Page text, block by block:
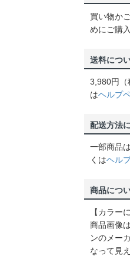
買い物か
めにご購
送料につ
3,980円（
はヘルプ
配送方法
一部商品
くはヘル
商品につ
【カラー
商品画像
ンのメー
なって見